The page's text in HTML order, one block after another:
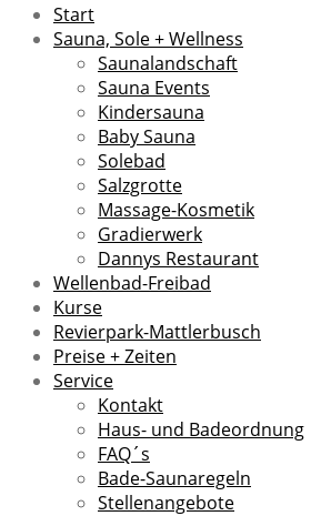
Start
Sauna, Sole + Wellness
Saunalandschaft
Sauna Events
Kindersauna
Baby Sauna
Solebad
Salzgrotte
Massage-Kosmetik
Gradierwerk
Dannys Restaurant
Wellenbad-Freibad
Kurse
Revierpark-Mattlerbusch
Preise + Zeiten
Service
Kontakt
Haus- und Badeordnung
FAQ´s
Bade-Saunaregeln
Stellenangebote